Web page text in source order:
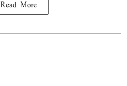
Read More